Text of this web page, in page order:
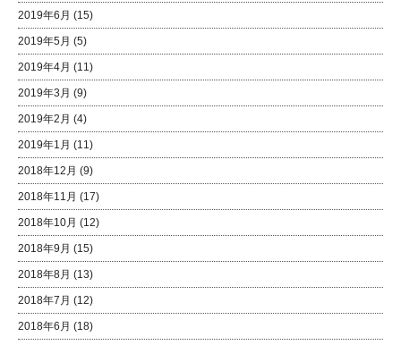
2019年6月 (15)
2019年5月 (5)
2019年4月 (11)
2019年3月 (9)
2019年2月 (4)
2019年1月 (11)
2018年12月 (9)
2018年11月 (17)
2018年10月 (12)
2018年9月 (15)
2018年8月 (13)
2018年7月 (12)
2018年6月 (18)